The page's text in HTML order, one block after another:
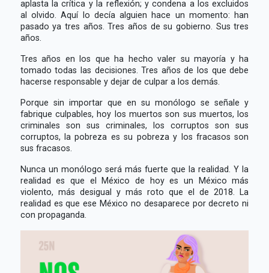
aplasta la crítica y la reflexión; y condena a los excluidos
al olvido. Aquí lo decía alguien hace un momento: han
pasado ya tres años. Tres años de su gobierno. Sus tres
años.
Tres años en los que ha hecho valer su mayoría y ha
tomado todas las decisiones. Tres años de los que debe
hacerse responsable y dejar de culpar a los demás.
Porque sin importar que en su monólogo se señale y
fabrique culpables, hoy los muertos son sus muertos, los
criminales son sus criminales, los corruptos son sus
corruptos, la pobreza es su pobreza y los fracasos son
sus fracasos.
Nunca un monólogo será más fuerte que la realidad. Y la
realidad es que el México de hoy es un México más
violento, más desigual y más roto que el de 2018. La
realidad es que ese México no desaparece por decreto ni
con propaganda.